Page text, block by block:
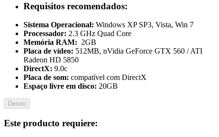
Requisitos recomendados:
Sistema Operacional: Windows XP SP3, Vista, Win 7
Processador: 2.3 GHz Quad Core
Memória RAM: 2GB
Placa de vídeo: 512MB, nVidia GeForce GTX 560 / ATI
Radeon HD 5850
DirectX: 9.0c
Placa de som: compatível com DirectX
Espaço livre em disco: 20GB
Deseo
Este producto requiere: